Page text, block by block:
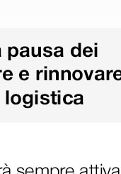
150 pezzi
11,05 €
(Prezzo